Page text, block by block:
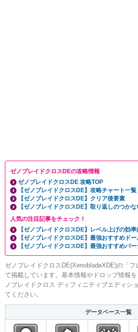
ゼノブレイドクロスDEの攻略情報
ゼノブレイドクロスDE 攻略TOP
【ゼノブレイドクロスDE】攻略チャート一覧
【ゼノブレイドクロスDE】クリア後要素
【ゼノブレイドクロスDE】取り返しのつかな
人気の注目記事をチェック！
【ゼノブレイドクロスDE】レベル上げの効
【ゼノブレイドクロスDE】最強おすすめドー
【ゼノブレイドクロスDE】最強おすすめパー
ゼノブレイドクロスDE(XenobladeXDE)の「
て掲載しています。基本情報やドロップ情報
ノブレイドクロス ディフィニティブエディシ
てください。
データベース一覧